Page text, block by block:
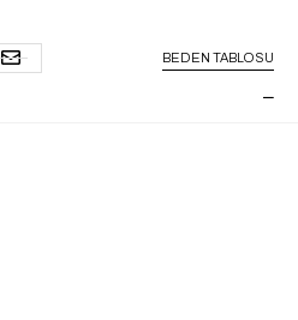
BEDEN TABLOSU